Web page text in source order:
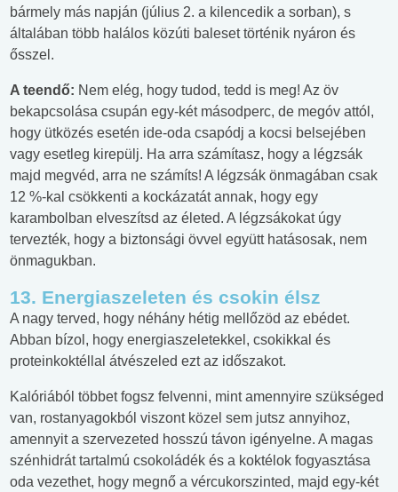
bármely más napján (július 2. a kilencedik a sorban), s
általában több halálos közúti baleset történik nyáron és
ősszel.
A teendő: Nem elég, hogy tudod, tedd is meg! Az öv
bekapcsolása csupán egy-két másodperc, de megóv attól,
hogy ütközés esetén ide-oda csapódj a kocsi belsejében
vagy esetleg kirepülj. Ha arra számítasz, hogy a légzsák
majd megvéd, arra ne számíts! A légzsák önmagában csak
12 %-kal csökkenti a kockázatát annak, hogy egy
karambolban elveszítsd az életed. A légzsákokat úgy
tervezték, hogy a biztonsági övvel együtt hatásosak, nem
önmagukban.
13. Energiaszeleten és csokin élsz
A nagy terved, hogy néhány hétig mellőzöd az ebédet.
Abban bízol, hogy energiaszeletekkel, csokikkal és
proteinkoktéllal átvészeled ezt az időszakot.
Kalóriából többet fogsz felvenni, mint amennyire szükséged
van, rostanyagokból viszont közel sem jutsz annyihoz,
amennyit a szervezeted hosszú távon igényelne. A magas
szénhidrát tartalmú csokoládék és a koktélok fogyasztása
oda vezethet, hogy megnő a vércukorszinted, majd egy-két